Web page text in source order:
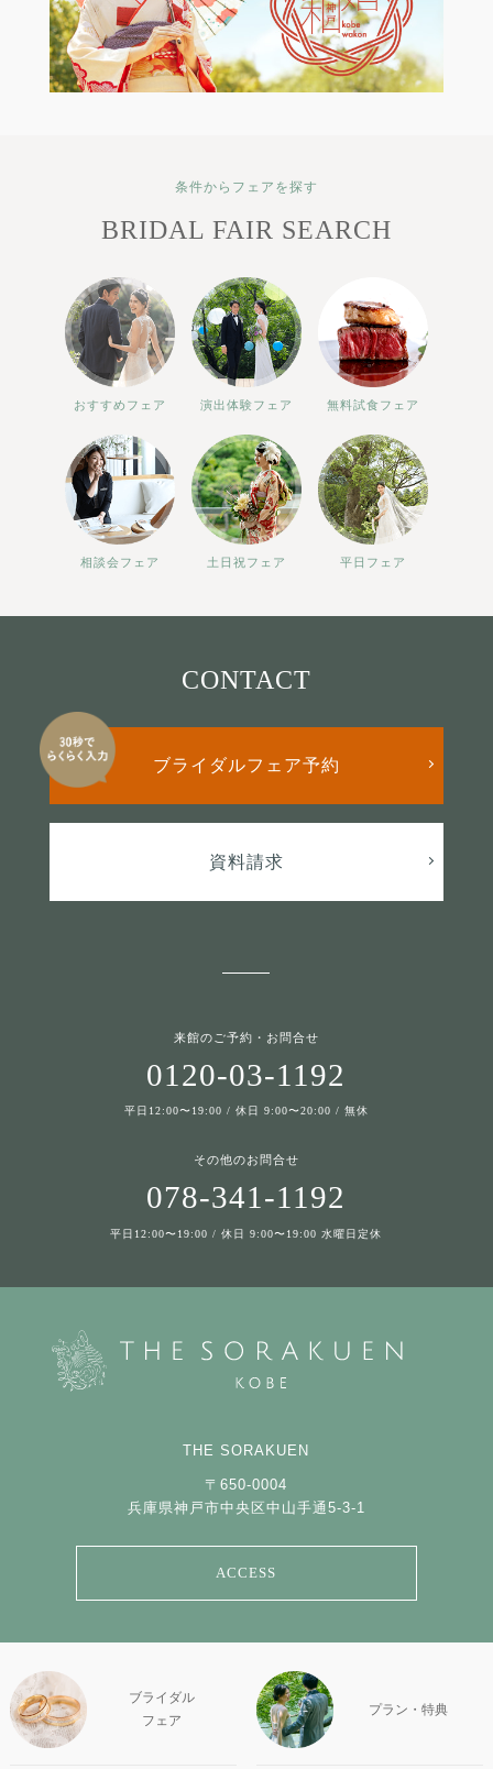
条件からフェアを探す
BRIDAL FAIR SEARCH
おすすめフェア 演出体験フェア 無料試食フェア
相談会フェア 土日祝フェア 平日フェア
CONTACT
ブライダルフェア予約
資料請求
来館のご予約・お問合せ
0120-03-1192
平日12:00〜19:00 / 休日 9:00〜20:00 / 無休
その他のお問合せ
078-341-1192
平日12:00〜19:00 / 休日 9:00〜19:00 水曜日定休
THE SORAKUEN
〒650-0004
兵庫県神戸市中央区中山手通5-3-1
ACCESS
ブライダル
フェア
プラン・特典